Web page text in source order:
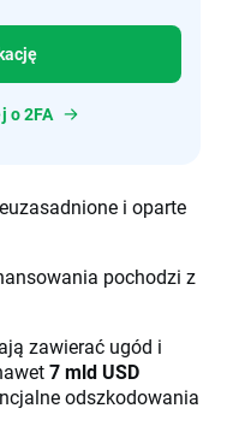
o 2FA
i oparte
pochodzi z
zawierać ugód i
7 mld USD
odszkodowania